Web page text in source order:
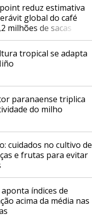
reduz estimativa
global do café
milhões de sacas
tropical se adapta
paranaense triplica
do milho
cuidados no cultivo de
e frutas para evitar
índices de
acima da média nas